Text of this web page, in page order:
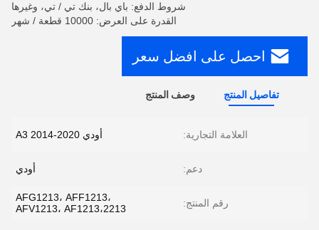
شروط الدفع: باي بال، بنك تي / تي، وغيرها
القدرة على العرض: 10000 قطعة / شهر
احصل على افضل سعر
تفاصيل المنتج وصف المنتج
العلامة التجارية: أودي A3 2014-2020
دعم: أودي
رقم المنتج:
AFG1213، AFF1213،
AFV1213، AF1213،2213